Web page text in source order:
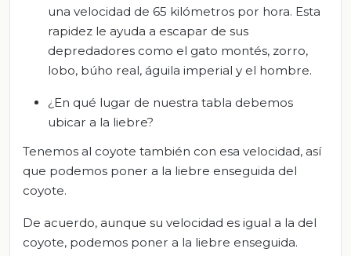
una velocidad de 65 kilómetros por hora. Esta
rapidez le ayuda a escapar de sus
depredadores como el gato montés, zorro,
lobo, búho real, águila imperial y el hombre.
¿En qué lugar de nuestra tabla debemos
ubicar a la liebre?
Tenemos al coyote también con esa velocidad, así
que podemos poner a la liebre enseguida del
coyote.
De acuerdo, aunque su velocidad es igual a la del
coyote, podemos poner a la liebre enseguida.